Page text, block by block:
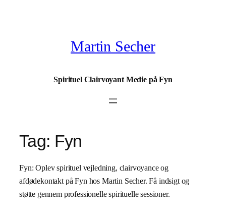
Martin Secher
Spirituel Clairvoyant Medie på Fyn
Tag: Fyn
Fyn: Oplev spirituel vejledning, clairvoyance og
afdødekontakt på Fyn hos Martin Secher. Få indsigt og
støtte gennem professionelle spirituelle sessioner.